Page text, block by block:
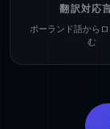
翻訳対応
ポーランド語から
む